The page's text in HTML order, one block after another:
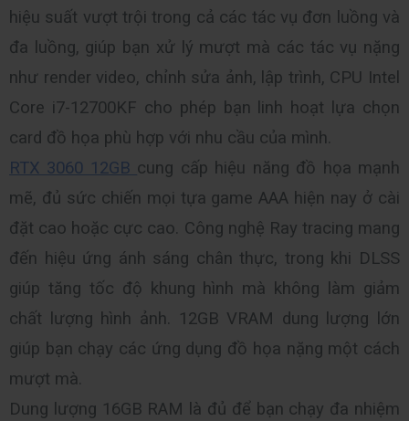
hiệu suất vượt trội trong cả các tác vụ đơn luồng và
đa luồng, giúp bạn xử lý mượt mà các tác vụ nặng
như render video, chỉnh sửa ảnh, lập trình, CPU Intel
Core i7-12700KF cho phép bạn linh hoạt lựa chọn
card đồ họa phù hợp với nhu cầu của mình.
RTX 3060 12GB cung cấp hiệu năng đồ họa mạnh
mẽ, đủ sức chiến mọi tựa game AAA hiện nay ở cài
đặt cao hoặc cực cao. Công nghệ Ray tracing mang
đến hiệu ứng ánh sáng chân thực, trong khi DLSS
giúp tăng tốc độ khung hình mà không làm giảm
chất lượng hình ảnh. 12GB VRAM dung lượng lớn
giúp bạn chạy các ứng dụng đồ họa nặng một cách
mượt mà.
Dung lượng 16GB RAM là đủ để bạn chạy đa nhiệm